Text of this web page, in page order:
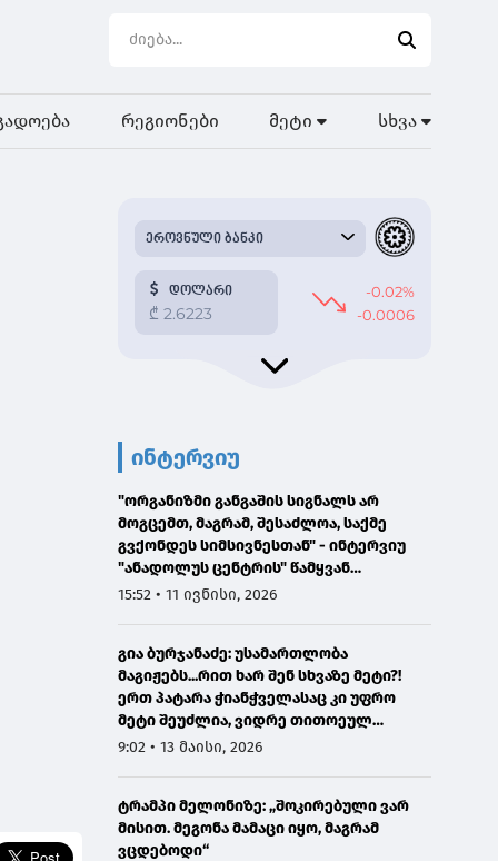
რეგიონები მეტი სხვა
ინტერვიუ
"ორგანიზმი განგაშის სიგნალს არ
მოგცემთ, მაგრამ, შესაძლოა, საქმე
გვქონდეს სიმსივნესთან" - ინტერვიუ
"ანადოლუს ცენტრის" წამყვან
ონკოლოგთან
15:52 • 11 ივნისი, 2026
გია ბურჯანაძე: უსამართლობა
მაგიჟებს...რით ხარ შენ სხვაზე მეტი?!
ერთ პატარა ჭიანჭველასაც კი უფრო
მეტი შეუძლია, ვიდრე თითოეულ
ჩვენგანს...
9:02 • 13 მაისი, 2026
ტრამპი მელონიზე: „შოკირებული ვარ
მისით. მეგონა მამაცი იყო, მაგრამ
ვცდებოდი“